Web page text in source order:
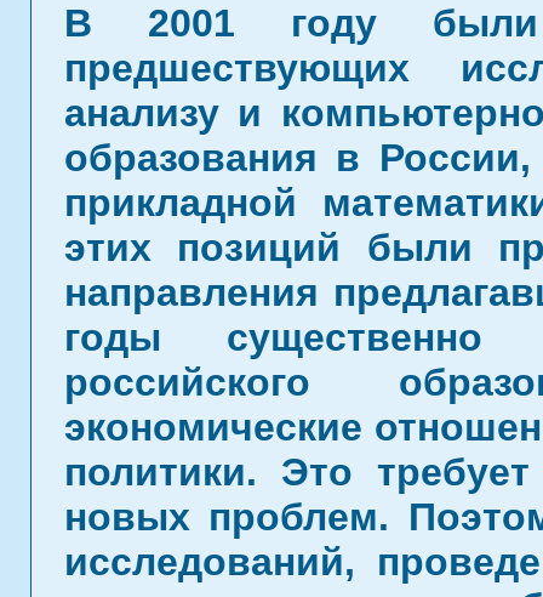
В 2001 году были
предшествующих
анализу и
образования в
прикладной
этих позиций были
направления
годы существенно
российского
экономические
политики. Это
новых проблем.
исследований,